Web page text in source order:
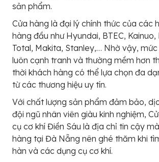
sản phẩm.
Cửa hàng là đại lý chính thức của các
hàng đầu như Hyundai, BTEC, Kainuo,
Total, Makita, Stanley,… Nhờ vậy,
luôn cạnh tranh và thường mềm hơn
thời khách hàng có thể lựa chọn đa
từ các thương hiệu uy tín.
Với chất lượng sản phẩm đảm bảo,
đội ngũ nhân viên giàu kinh nghiệm,
cụ cơ khí Điền Sáu là địa chỉ tin cậy
hàng tại Đà Nẵng nên ghé thăm khi
hàn và các dụng cụ cơ khí.